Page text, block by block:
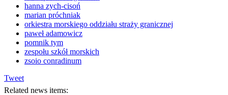
hanna zych-cisoń
marian próchniak
orkiestra morskiego oddziału straży granicznej
paweł adamowicz
pomnik tym
zespołu szkół morskich
zsoio conradinum
Tweet
Related news items: